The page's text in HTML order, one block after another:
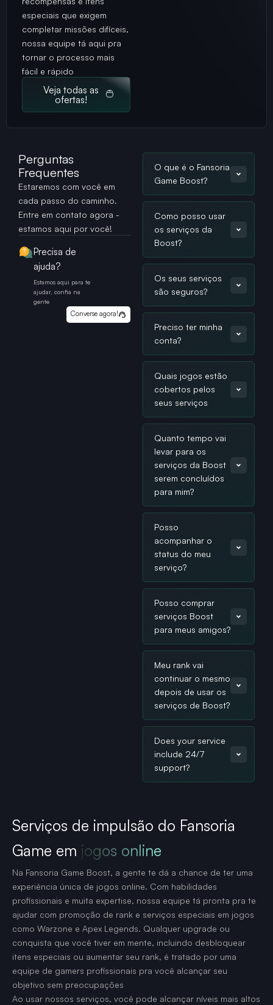
especiais que exigem
completar missões difíceis,
nossa equipe tá aqui pra
tornar o processo mais
fácil e rápido
Veja todas as
ofertas!
Perguntas
Frequentes
Estaremos com você em
cada passo do caminho.
Entre em contato agora -
estamos aqui por você!
Precisa de
ajuda?
Estamos aqui para te
ajudar, confia na
gente
Converse agora!
O que é o Fansoria
Game Boost?
Como posso usar
os serviços da
Boost?
Os seus serviços
são seguros?
Preciso ter minha
conta?
Quais jogos estão
cobertos pelos
seus serviços
Quanto tempo vai
levar para os
serviços da Boost
serem concluídos
para mim?
Posso
acompanhar o
status do meu
serviço?
Posso comprar
serviços Boost
para meus amigos?
Meu rank vai
continuar o mesmo
depois de usar os
serviços de Boost?
Does your service
include 24/7
support?
Serviços de impulsão do Fansoria
Game em jogos online
Na Fansoria Game Boost, a gente te dá a chance de ter uma
experiência única de jogos online. Com habilidades
profissionais e muita expertise, nossa equipe tá pronta pra te
ajudar com promoção de rank e serviços especiais em jogos
como Warzone e Apex Legends. Qualquer upgrade ou
conquista que você tiver em mente, incluindo desbloquear
itens especiais ou aumentar seu rank, é tratado por uma
equipe de gamers profissionais pra você alcançar seu
objetivo sem preocupações
Ao usar nossos serviços, você pode alcançar níveis mais altos